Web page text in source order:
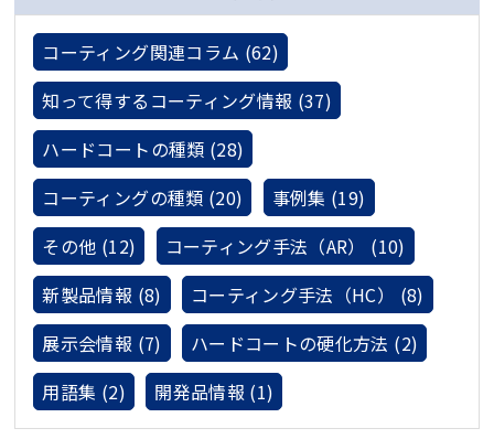
コーティング関連コラム (62)
知って得するコーティング情報 (37)
ハードコートの種類 (28)
コーティングの種類 (20)
事例集 (19)
その他 (12)
コーティング手法（AR） (10)
新製品情報 (8)
コーティング手法（HC） (8)
展示会情報 (7)
ハードコートの硬化方法 (2)
用語集 (2)
開発品情報 (1)